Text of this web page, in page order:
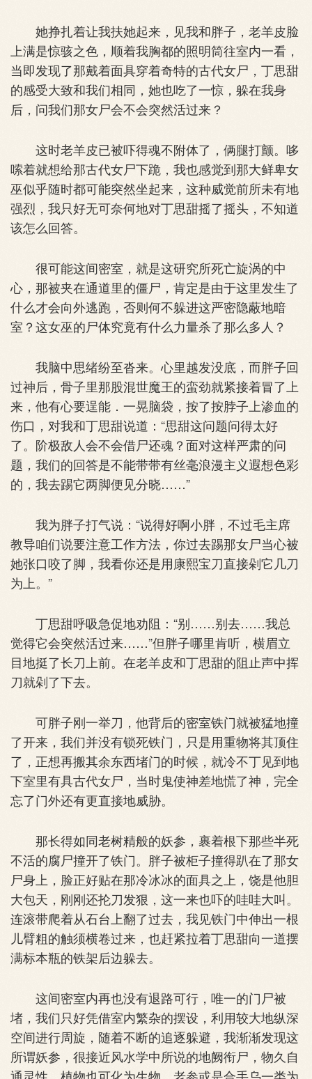
她挣扎着让我扶她起来，见我和胖子，老羊皮脸
上满是惊骇之色，顺着我胸都的照明筒往室内一看，
当即发现了那戴着面具穿着奇特的古代女尸，丁思甜
的感受大致和我们相同，她也吃了一惊，躲在我身
后，问我们那女尸会不会突然活过来？
这时老羊皮已被吓得魂不附体了，俩腿打颤。哆
嗦着就想给那古代女尸下跪，我也感觉到那大鲜卑女
巫似乎随时都可能突然坐起来，这种威觉前所未有地
强烈，我只好无可奈何地对丁思甜摇了摇头，不知道
该怎么回答。
很可能这间密室，就是这研究所死亡旋涡的中
心，那被夹在通道里的僵尸，肯定是由于这里发生了
什么才会向外逃跑，否则何不躲进这严密隐蔽地暗
室？这女巫的尸体究竟有什么力量杀了那么多人？
我脑中思绪纷至沓来。心里越发没底，而胖子回
过神后，骨子里那股混世魔王的蛮劲就紧接着冒了上
来，他有心要逞能．一晃脑袋，按了按脖子上渗血的
伤口，对我和丁思甜说道：“思甜这问题问得太好
了。阶极敌人会不会借尸还魂？面对这样严肃的问
题，我们的回答是不能带带有丝毫浪漫主义遐想色彩
的，我去踢它两脚便见分晓……”
我为胖子打气说：“说得好啊小胖，不过毛主席
教导咱们说要注意工作方法，你过去踢那女尸当心被
她张口咬了脚，我看你还是用康熙宝刀直接剁它几刀
为上。”
丁思甜呼吸急促地劝阻：“别……别去……我总
觉得它会突然活过来……”但胖子哪里肯听，横眉立
目地挺了长刀上前。在老羊皮和丁思甜的阻止声中挥
刀就剁了下去。
可胖子刚一举刀，他背后的密室铁门就被猛地撞
了开来，我们并没有锁死铁门，只是用重物将其顶住
了，正想再搬其余东西堵门的时候，就冷不丁见到地
下室里有具古代女尸，当时鬼使神差地慌了神，完全
忘了门外还有更直接地威胁。
那长得如同老树精般的妖参，裹着根下那些半死
不活的腐尸撞开了铁门。胖子被柜子撞得趴在了那女
尸身上，脸正好贴在那冷冰冰的面具之上，饶是他胆
大包天，刚刚还抡刀发狠，这一来也吓的哇哇大叫。
连滚带爬着从石台上翻了过去，我见铁门中伸出一根
儿臂粗的触须横卷过来，也赶紧拉着丁思甜向一道摆
满标本瓶的铁架后边躲去。
这间密室内再也没有退路可行，唯一的门尸被
堵，我们只好凭借室内繁杂的摆设，利用较大地纵深
空间进行周旋，随着不断的追逐躲避，我渐渐发现这
所谓妖参，很接近风水学中所说的地阙衔尸，物久自